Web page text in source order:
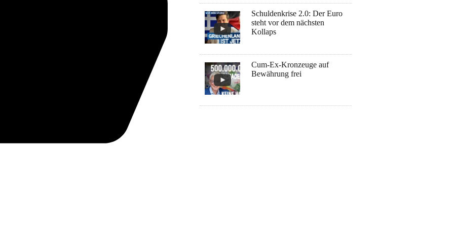
Schuldenkrise 2.0: Der Euro
steht vor dem nächsten
Kollaps
Cum-Ex-Kronzeuge auf
Bewährung frei